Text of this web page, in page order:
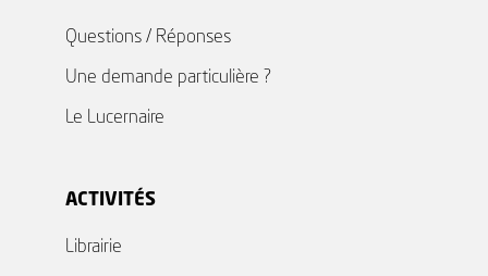
Questions / Réponses
Une demande particulière ?
Le Lucernaire
ACTIVITÉS
Librairie